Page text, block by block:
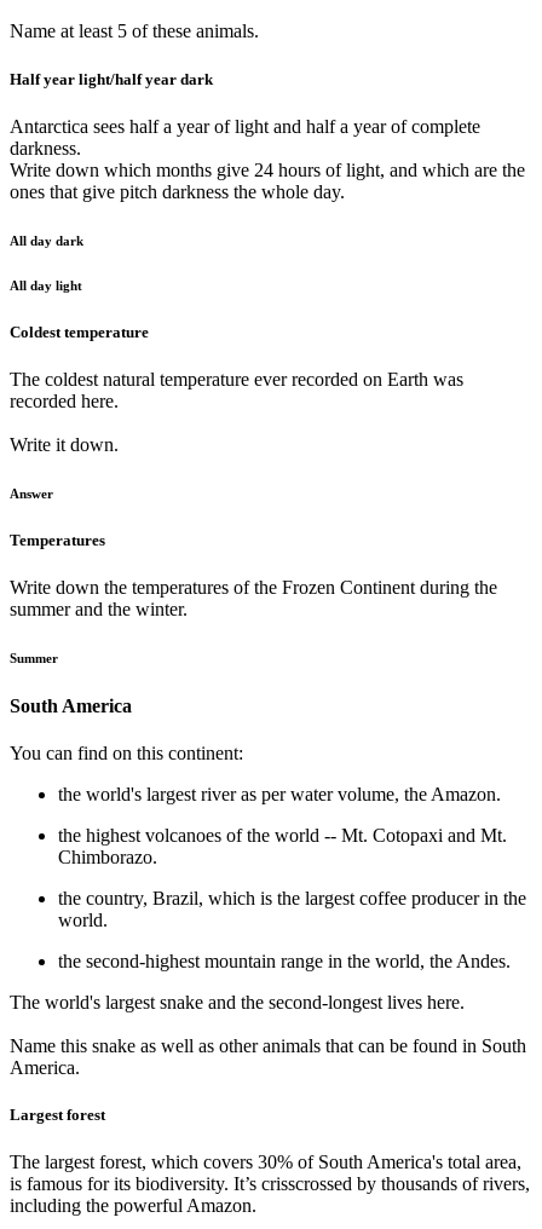
Name at least 5 of these animals.
Half year light/half year dark
Antarctica sees half a year of light and half a year of complete
darkness.
Write down which months give 24 hours of light, and which are the
ones that give pitch darkness the whole day.
All day dark
All day light
Coldest temperature
The coldest natural temperature ever recorded on Earth was
recorded here.
Write it down.
Answer
Temperatures
Write down the temperatures of the Frozen Continent during the
summer and the winter.
Summer
South America
You can find on this continent:
the world's largest river as per water volume, the Amazon.
the highest volcanoes of the world -- Mt. Cotopaxi and Mt.
Chimborazo.
the country, Brazil, which is the largest coffee producer in the
world.
the second-highest mountain range in the world, the Andes.
The world's largest snake and the second-longest lives here.
Name this snake as well as other animals that can be found in South
America.
Largest forest
The largest forest, which covers 30% of South America's total area,
is famous for its biodiversity. It’s crisscrossed by thousands of rivers,
including the powerful Amazon.